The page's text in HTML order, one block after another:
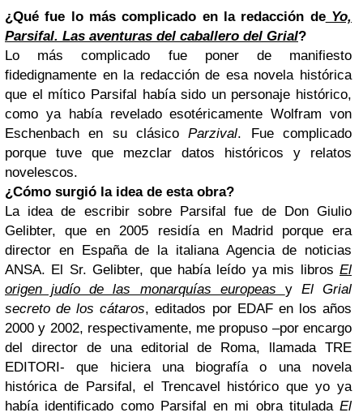
¿Qué fue lo más complicado en la redacción de Yo,
Parsifal. Las aventuras del caballero del Grial?
Lo más complicado fue poner de manifiesto
fidedignamente en la redacción de esa novela histórica
que el mítico Parsifal había sido un personaje histórico,
como ya había revelado esotéricamente Wolfram von
Eschenbach en su clásicoParzival. Fue complicado
porque tuve que mezclar datos históricos y relatos
novelescos.
¿Cómo surgió la idea de esta obra?
La idea de escribir sobre Parsifal fue de Don Giulio
Gelibter, que en 2005 residía en Madrid porque era
director en España de la italiana Agencia de noticias
ANSA. El Sr. Gelibter, que había leído ya mis libros El
origen judío de las monarquías europeas y El Grial
secreto de los cátaros, editados por EDAF en los años
2000 y 2002, respectivamente, me propuso –por encargo
del director de una editorial de Roma, llamada TRE
EDITORI- que hiciera una biografía o una novela
histórica de Parsifal, el Trencavel histórico que yo ya
había identificado como Parsifal en mi obra titulada El